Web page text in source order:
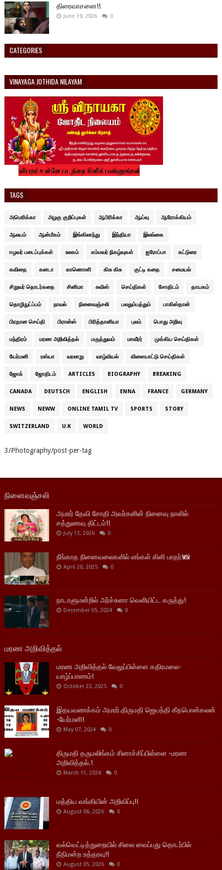
திரைவாசனை!!
June 19, 2026 0
CATEGORIES
VINAYAGA JOTHIDA NILAYAM
TAGS
அமெரிக்கா அழகு குறிப்புகள் ஆபிரிக்கா ஆய்வு ஆரோக்கியம்
ஆலயம் ஆன்மீகம் இங்கிலாந்து இந்தியா இலங்கை
ஈழவர் படைப்புக்கள் உலகம் எம்மவர் நிகழ்வுகள் ஐரோப்பா கட்டுரை
கவிதை கனடா காணொளி கிசு கிசு குட்டி கதை சமையல்
சிறுவர் தொடர்கதை சினிமா சுவிஸ் செய்திகள் சோதிடம் தாயகம்
தொழிநுட்ப்பம் நாவல் நினைவஞ்சலி பலதும்பத்தும் பாகிஸ்தான்
பிரதான செய்தி பிரான்ஸ் பிரித்தானியா புலம் பொது அறிவு
மந்திரம் மரண அறிவித்தல் மருத்துவம் மாவீரர் முக்கிய செய்திகள்
யேர்மனி ரஸ்யா வரலாறு வாழ்வியல் விளையாட்டு செய்திகள்
ஜோக் ஜோதிடம் ARTICLES BIOGRAPHY BREAKING
CANADA DEUTSCH ENGLISH ENNA FRANCE GERMANY
NEWS NEWW ONLINE TAMIL TV SPORTS STORY
SWITZERLAND U.K WORLD
3/Photography/post-per-tag
நினைவஞ்சலி
அமரர் தேவி சோதி அவர்களின் நினைவு நாளில்
சத்துணவு திட்டம்!!
July 13, 2026 0
நீங்காத நினைவலைகளில் எங்கள் கிளி பாதர்!📸
April 20, 2025 0
நாடாளுமன்றில் அர்ச்சுனா வெளியிட்ட கருத்து!
December 05, 2024 0
மரண அறிவித்தல்
மரண அறிவித்தல் வேலுப்பிள்ளை கதிரமலை-
யாழ்ப்பாணம்!
October 23, 2025 0
இதயவணக்கம் அமரர்.திருமதி ஜெயந்தி கீதபொன்கலன்
-யேர்மனி!
May 07, 2024 0
திருமதி தருமலிங்கம் சினாச்சிப்பிள்ளை -மரண
அறிவித்தல்.!
March 11, 2024 0
மத்திய வங்கியின் அறிவிப்பு!!
August 06, 2026 0
வல்வெட்டித்துறையில் சிலை வைப்பது தொடர்பில்
நீதிமன்ற உத்தரவு!!
August 05, 2026 0